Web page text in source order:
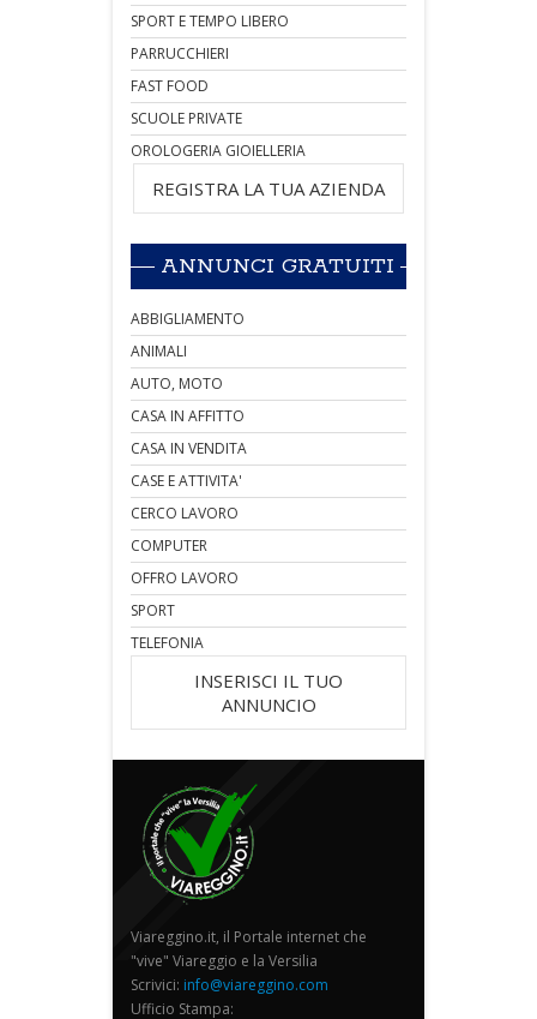
SPORT E TEMPO LIBERO
PARRUCCHIERI
FAST FOOD
SCUOLE PRIVATE
OROLOGERIA GIOIELLERIA
REGISTRA LA TUA AZIENDA
ANNUNCI GRATUITI
ABBIGLIAMENTO
ANIMALI
AUTO, MOTO
CASA IN AFFITTO
CASA IN VENDITA
CASE E ATTIVITA'
CERCO LAVORO
COMPUTER
OFFRO LAVORO
SPORT
TELEFONIA
INSERISCI IL TUO
ANNUNCIO
Viareggino.it, il Portale internet che
"vive" Viareggio e la Versilia
Scrivici: info@viareggino.com
Ufficio Stampa: